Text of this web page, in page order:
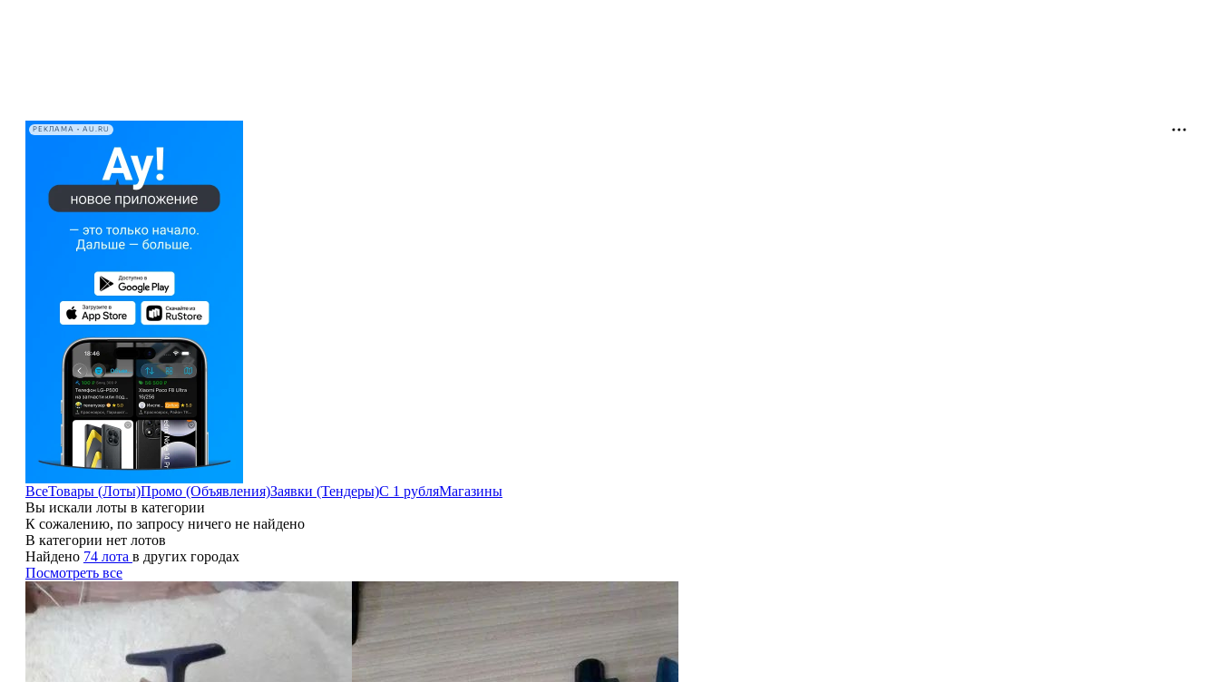
РЕКЛАМА • AU.RU
ВсеТовары (Лоты)Промо (Объявления)Заявки (Тендеры)С 1 рубляМагазины
Вы искали лоты в категории
К сожалению, по запросу ничего не найдено
В категории нет лотов
Найдено 74 лота в других городах
Посмотреть все